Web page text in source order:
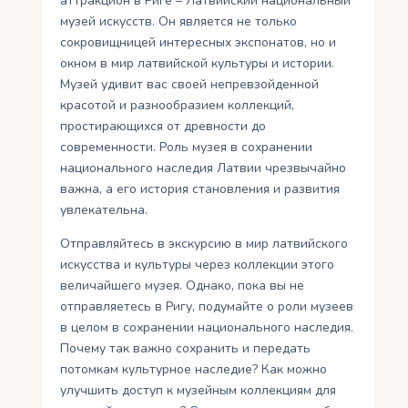
музей искусств. Он является не только
сокровищницей интересных экспонатов, но и
окном в мир латвийской культуры и истории.
Музей удивит вас своей непревзойденной
красотой и разнообразием коллекций,
простирающихся от древности до
современности. Роль музея в сохранении
национального наследия Латвии чрезвычайно
важна, а его история становления и развития
увлекательна.
Отправляйтесь в экскурсию в мир латвийского
искусства и культуры через коллекции этого
величайшего музея. Однако, пока вы не
отправляетесь в Ригу, подумайте о роли музеев
в целом в сохранении национального наследия.
Почему так важно сохранить и передать
потомкам культурное наследие? Как можно
улучшить доступ к музейным коллекциям для